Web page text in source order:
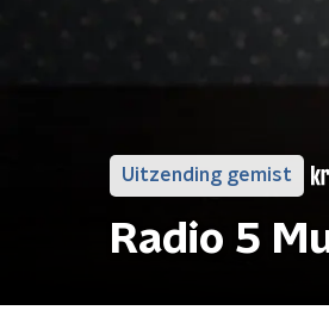
Uitzending gemist
Radio 5